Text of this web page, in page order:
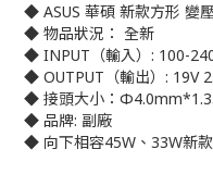
◆ ASUS 華碩 新款方形 變
◆ 物品狀況： 全新
◆ INPUT（輸入）: 100-
◆ OUTPUT（輸出）: 19V
◆ 接頭大小：
◆ 品牌: 副廠
◆ 向下相容45W、33W新